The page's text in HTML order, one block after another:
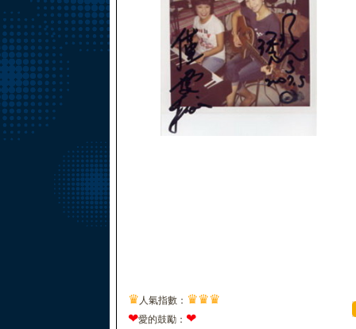
♛ 人氣指數： ♛♛♛
❤愛的鼓勵： ❤